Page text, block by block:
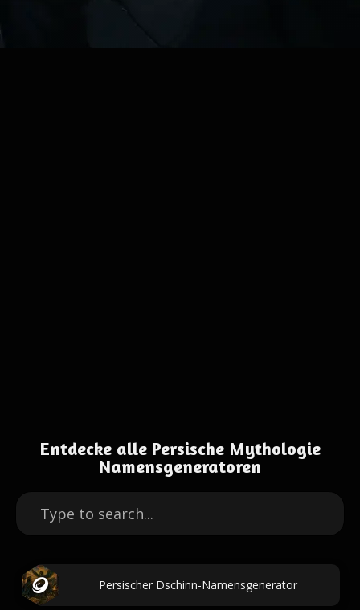
Entdecke alle Persische Mythologie
Namensgeneratoren
Persischer Dschinn-Namensgenerator